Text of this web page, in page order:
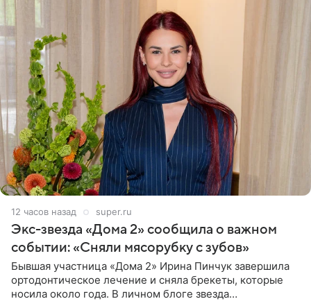
12 часов назад super.ru
Экс-звезда «Дома 2» сообщила о важном
событии: «Сняли мясорубку с зубов»
Бывшая участница «Дома 2» Ирина Пинчук завершила
ортодонтическое лечение и сняла брекеты, которые
носила около года. В личном блоге звезда